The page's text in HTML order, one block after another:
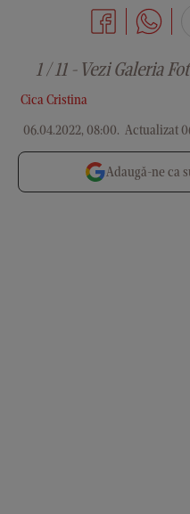
Cica Cristina
06.04.2022, 08:00. Actualizat
1 / 11 - Vezi Galeria
Adaugă-ne ca